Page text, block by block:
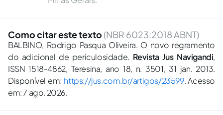
Como citar este texto (NBR 6023:2018 ABNT)
BALBINO, Rodrigo Pasqua Oliveira. O novo regramento
do adicional de periculosidade. Revista Jus Navigandi,
ISSN 1518-4862, Teresina, ano 18, n. 3501, 31 jan. 2013.
Disponível em: https://jus.com.br/artigos/23599. Acesso
em: 7 ago. 2026.